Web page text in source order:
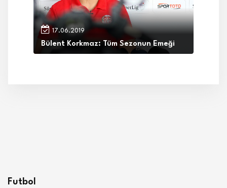
17.06.2019
Bülent Korkmaz: Tüm Sezonun Emeği
Futbol